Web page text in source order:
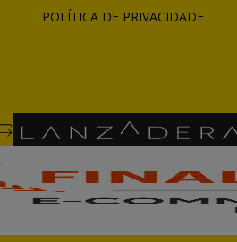
POLÍTICA DE PRIVACIDADE